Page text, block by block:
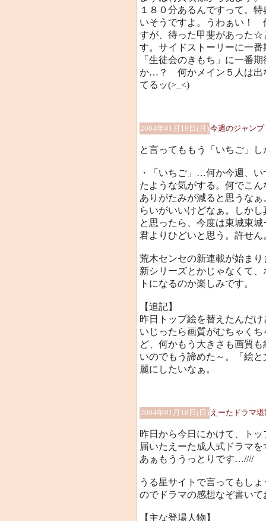
１８０分あるんですって。
いそうですよ。うわぁい！
すが、待った甲斐があった☆
す。サイドストーリーに一
「生徒会のきもち」に一番
か…？ 何かメイン５人は出
てるッ(>_<)
2004年01月19日(月)今週のジャンプ
と言ってももう「いちご」
・「いちご」…何か今週、
たような気がする。何でこ
ありがたみが減ると思うな
らいがいいけどなぁ。しか
と思ったら、今度は東城東
君よりひどいと思う。許せん
荒木センセの新連載が始ま
新シリーズとかじゃなくて
トになるのか楽しみです。
【追記】
昨日トップ絵を替えたんだ
いじったら画質がむちゃく
ど、何かもう大きさも画質
いのでもう諦めた～。「絵
麗にしたいなぁ。
2004年01月18日(日) えーたドラマ
昨日から今日にかけて、ト
届いたえーた成人式ドラマ
あぁもううっとりです…////
うる星サイトで言ってもし
のでドラマの感想なぞ書いて
【主な登場人物】